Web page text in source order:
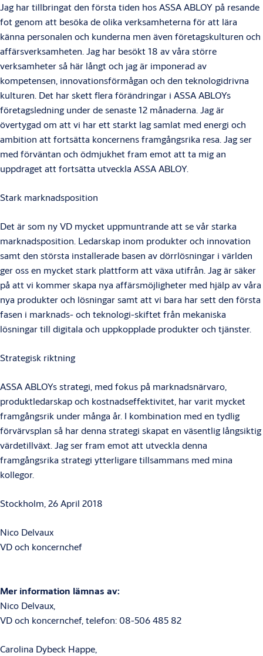
Jag har tillbringat den första tiden hos ASSA ABLOY på resande
fot genom att besöka de olika verksamheterna för att lära
känna personalen och kunderna men även företagskulturen och
affärsverksamheten. Jag har besökt 18 av våra större
verksamheter så här långt och jag är imponerad av
kompetensen, innovationsförmågan och den teknologidrivna
kulturen. Det har skett flera förändringar i ASSA ABLOYs
företagsledning under de senaste 12 månaderna. Jag är
övertygad om att vi har ett starkt lag samlat med energi och
ambition att fortsätta koncernens framgångsrika resa. Jag ser
med förväntan och ödmjukhet fram emot att ta mig an
uppdraget att fortsätta utveckla ASSA ABLOY.
Stark marknadsposition
Det är som ny VD mycket uppmuntrande att se vår starka
marknadsposition. Ledarskap inom produkter och innovation
samt den största installerade basen av dörrlösningar i världen
ger oss en mycket stark plattform att växa utifrån. Jag är säker
på att vi kommer skapa nya affärsmöjligheter med hjälp av våra
nya produkter och lösningar samt att vi bara har sett den första
fasen i marknads- och teknologi-skiftet från mekaniska
lösningar till digitala och uppkopplade produkter och tjänster.
Strategisk riktning
ASSA ABLOYs strategi, med fokus på marknadsnärvaro,
produktledarskap och kostnadseffektivitet, har varit mycket
framgångsrik under många år. I kombination med en tydlig
förvärvsplan så har denna strategi skapat en väsentlig långsiktig
värdetillväxt. Jag ser fram emot att utveckla denna
framgångsrika strategi ytterligare tillsammans med mina
kollegor.
Stockholm, 26 April 2018
Nico Delvaux
VD och koncernchef
Mer information lämnas av:
Nico Delvaux,
VD och koncernchef, telefon: 08-506 485 82
Carolina Dybeck Happe,